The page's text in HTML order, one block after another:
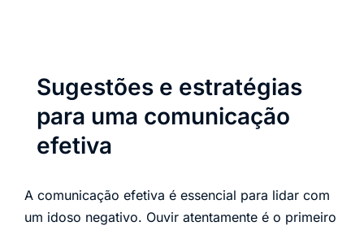
Sugestões e estratégias
para uma comunicação
efetiva
A comunicação efetiva é essencial para lidar com
um idoso negativo. Ouvir atentamente é o primeiro